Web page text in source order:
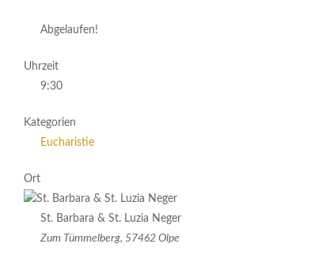
Abgelaufen!
Uhrzeit
9:30
Kategorien
Eucharistie
Ort
St. Barbara & St. Luzia Neger
Zum Tümmelberg, 57462 Olpe